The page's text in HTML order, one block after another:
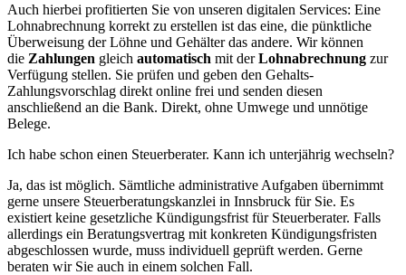
Auch hierbei profitierten Sie von unseren digitalen Services: Eine
Lohnabrechnung korrekt zu erstellen ist das eine, die pünktliche
Überweisung der Löhne und Gehälter das andere. Wir können
die Zahlungen gleich automatisch mit derLohnabrechnung zur
Verfügung stellen. Sie prüfen und geben den Gehalts-
Zahlungsvorschlag direkt online frei und senden diesen
anschließend an die Bank. Direkt, ohne Umwege und unnötige
Belege.
Ich habe schon einen Steuerberater. Kann ich unterjährig wechseln?
Ja, das ist möglich. Sämtliche administrative Aufgaben übernimmt
gerne unsere Steuerberatungskanzlei in Innsbruck für Sie. Es
existiert keine gesetzliche Kündigungsfrist für Steuerberater. Falls
allerdings ein Beratungsvertrag mit konkreten Kündigungsfristen
abgeschlossen wurde, muss individuell geprüft werden. Gerne
beraten wir Sie auch in einem solchen Fall.